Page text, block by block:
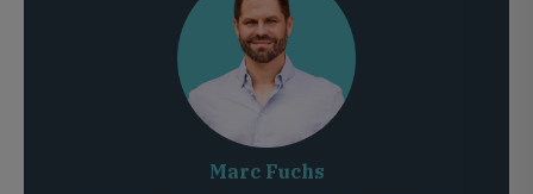
Marc Fuchs